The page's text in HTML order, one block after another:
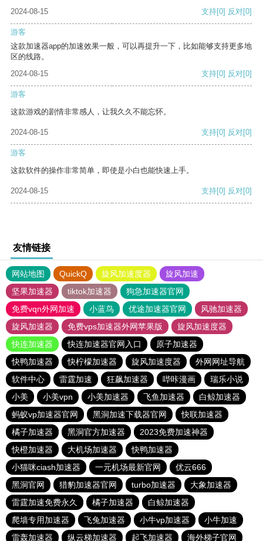
2024-08-15
支持[0] 反对[0]
游客
这款加速器app的加速效果一般，可以再提升一下，比如能够支持更多地
区的线路。
2024-08-15
支持[0] 反对[0]
游客
这款游戏的剧情非常感人，让我久久不能忘怀。
2024-08-15 支持[0] 反对[0]
游客
这款软件的操作非常简单，即使是小白也能快速上手。
2024-08-15 支持[0] 反对[0]
友情链接
网站地图 QuickQ 旋风加速度器
旋风加速
坚果加速器
tiktok加速器
狗急加速器官网
免费vqn外网加速
小蓝鸟 优途加速器官网
风驰加速器
旋风加速器
免费vps加速器外网苹果版
旋风加速度器
快连加速器
快连加速器官网入口
原子加速器
快鸭加速器
快柠檬加速器 旋风加速度器
外网网址导航
软件中心
雷霆加速 狂飙加速器 哔咔漫画
瑞乐小说
小美
小美vpn 小美加速器 飞鱼加速器
白鲸加速器
蚂蚁vp加速器官网
黑洞加速下载器官网
快联加速器
橘子加速器
黑洞官方加速器
2023免费加速神器
快橙加速器
大机场加速器
快鸭加速器
小猫咪ciash加速器
一元机场最新官网
优云666
黑洞官网
猎豹加速器官网 turbo加速器
大象加速器
雷霆加速免费永久
橘子加速器
白鲸加速器
爬墙专用加速器
飞兔加速器 小牛vp加速器
小牛加速
雷轰加速器
纵云梯加速器 起飞加速器 海外梯子官网